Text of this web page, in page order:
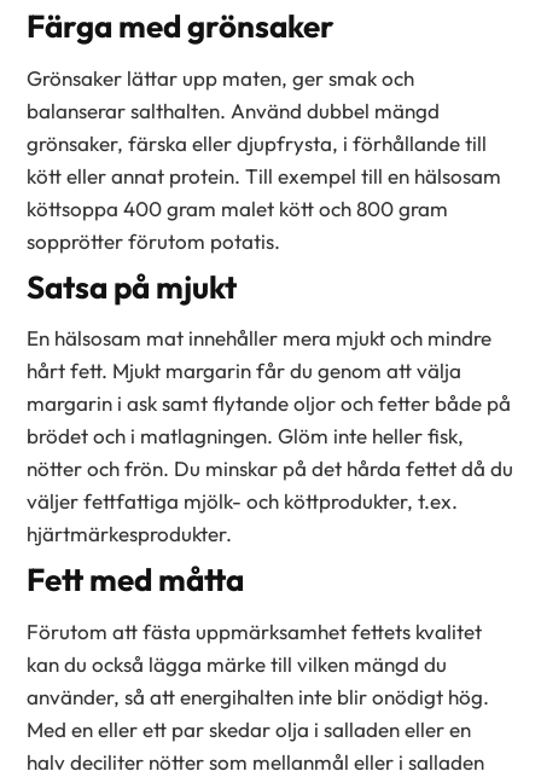
Färga med grönsaker
Grönsaker lättar upp maten, ger smak och
balanserar salthalten. Använd dubbel mängd
grönsaker, färska eller djupfrysta, i förhållande till
kött eller annat protein. Till exempel till en hälsosam
köttsoppa 400 gram malet kött och 800 gram
sopprötter förutom potatis.
Satsa på mjukt
En hälsosam mat innehåller mera mjukt och mindre
hårt fett. Mjukt margarin får du genom att välja
margarin i ask samt flytande oljor och fetter både på
brödet och i matlagningen. Glöm inte heller fisk,
nötter och frön. Du minskar på det hårda fettet då du
väljer fettfattiga mjölk- och köttprodukter, t.ex.
hjärtmärkesprodukter.
Fett med måtta
Förutom att fästa uppmärksamhet fettets kvalitet
kan du också lägga märke till vilken mängd du
använder, så att energihalten inte blir onödigt hög.
Med en eller ett par skedar olja i salladen eller en
halv deciliter nötter som mellanmål eller i salladen